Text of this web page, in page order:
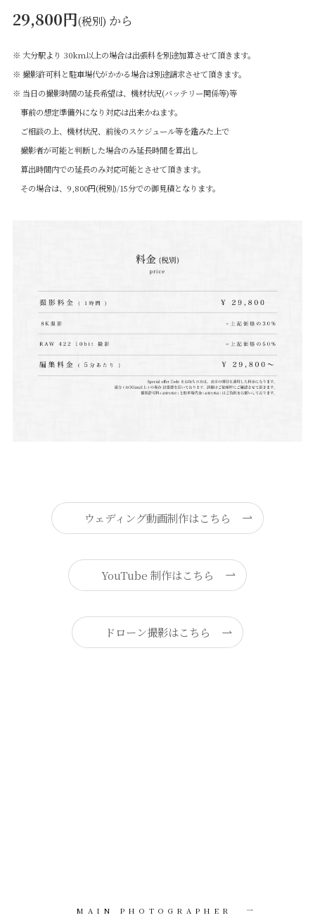
29,800円(税別) から
※ 大分駅より 30km以上の場合は出張料を別途加算させて頂きます。
※ 撮影許可料と駐車場代がかかる場合は別途請求させて頂きます。
※ 当日の撮影時間の延長希望は、機材状況(バッテリー関係等)等
事前の想定準備外になり対応は出来かねます。
ご相談の上、機材状況、前後のスケジュール等を鑑みた上で
撮影者が可能と判断した場合のみ延長時間を算出し
算出時間内での延長のみ対応可能とさせて頂きます。
その場合は、9,800円(税別)/15分での御見積となります。
ウェディング動画制作はこちら
YouTube 制作はこちら
ドローン撮影はこちら
MAIN PHOTOGRAPHER